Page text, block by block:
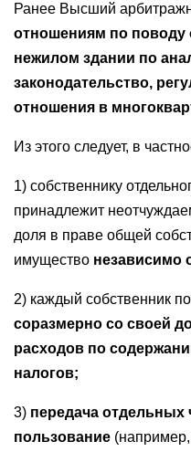
Ранее Высший
отношениям по
нежилом здании по
законодательство,
отношения в
Из этого следует, в
1) собственнику
принадлежит
доля в праве общей
имущество независимо
2) каждый собственник
соразмерно со своей
расходов по
налогов;
3) передача отдельных
пользование